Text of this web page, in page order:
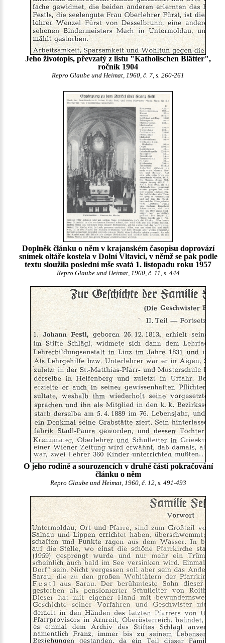
Jeho životopis, převzatý z listu "Katholischen Blätter",
ročník 1904
Repro Glaube und Heimat, 1960, č. 7, s. 260-261
Doplněk článku o něm v krajanském časopisu doprovází
snímek oltáře kostela v Dolní Vltavici, v němž se pak podle
textu sloužila poslední mše svatá 1. listopadu roku 1957
Repro Glaube und Heimat, 1960, č. 11, s. 444
O jeho rodině a sourozencích v druhé části pokračování
článku o něm
Repro Glaube und Heimat, 1960, č. 12, s. 491-493